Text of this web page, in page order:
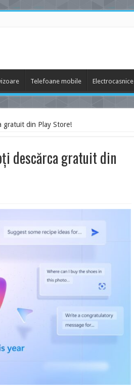
Telefoane mobile Electrocasnice
gratuit din Play Store!
descărca gratuit din